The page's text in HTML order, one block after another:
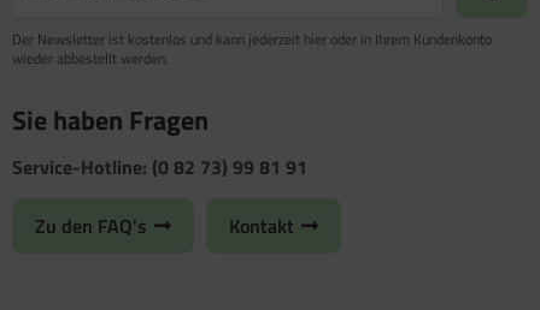
Der Newsletter ist kostenlos und kann jederzeit hier oder in Ihrem Kundenkonto
wieder abbestellt werden.
Sie haben Fragen
Service-Hotline: (0 82 73) 99 81 91
Zu den FAQ's Kontakt